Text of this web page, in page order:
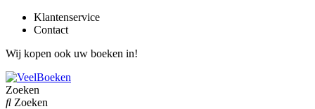
Klantenservice
Contact
Wij kopen ook uw boeken in!
Zoeken
Zoeken